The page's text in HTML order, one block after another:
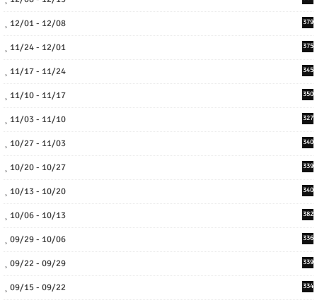
12/01 - 12/08 379
11/24 - 12/01 375
11/17 - 11/24 345
11/10 - 11/17 350
11/03 - 11/10 327
10/27 - 11/03 340
10/20 - 10/27 339
10/13 - 10/20 340
10/06 - 10/13 382
09/29 - 10/06 336
09/22 - 09/29 339
09/15 - 09/22 334